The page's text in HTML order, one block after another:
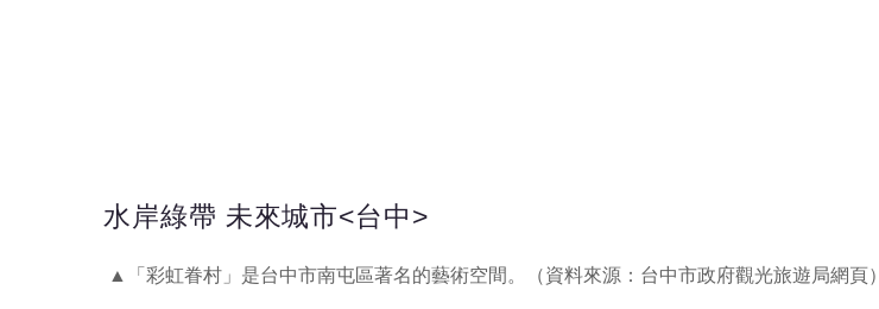
水岸綠帶 未來城市<台中>
▲「彩虹眷村」是台中市南屯區著名的藝術空間。（資料來源：台中市政府觀光旅遊局網頁）